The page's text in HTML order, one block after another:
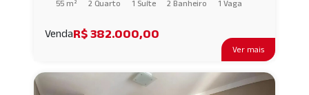
Ver mais
55 m² 2 Quarto 1 Suíte 2 Banheiro 1 Vaga
VendaR$ 382.000,00